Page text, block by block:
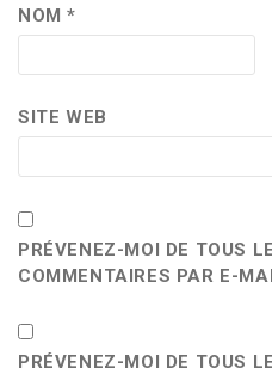
NOM*
SITE WEB
PRÉVENEZ-MOI DE TOUS
COMMENTAIRES PAR E-
PRÉVENEZ-MOI DE TOUS